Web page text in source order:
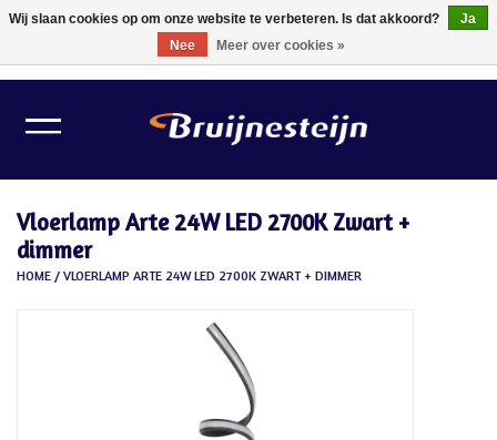
Verlichting
Vloerlamp Arte 24W LED 2700K Zwart +
dimmer
HOME / VLOERLAMP ARTE 24W LED 2700K ZWART + DIMMER
Wij slaan cookies op om onze website te verbeteren. Is dat akkoord?
Ja
Nee
Meer over cookies »